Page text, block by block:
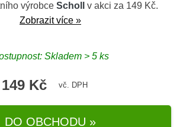
výrobce Scholl
v akci za 149 Kč.
Zobrazit více »
Skladem > 5 ks
149 Kč vč. DPH
DO OBCHODU »